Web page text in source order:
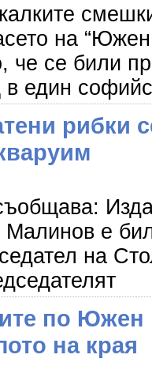
на
че се били
един
рибки
е
на
по Южен
на края